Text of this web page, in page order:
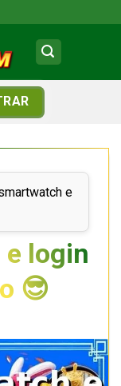
e
login
😎